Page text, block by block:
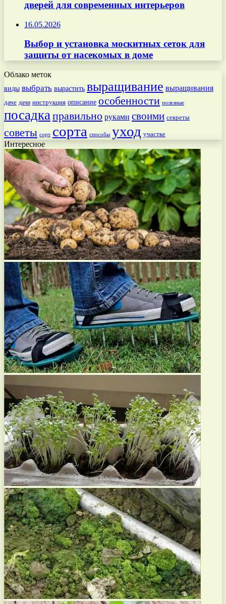
дверей для современных интерьеров
16.05.2026
Выбор и установка москитных сеток для
защиты от насекомых в доме
Облако меток
виды выбрать вырастить выращивание выращивания
даче дачи инструкция описание особенности полезные
посадкаправильно руками своими секреты
советы сорт сорта способы уход участке
Интересное